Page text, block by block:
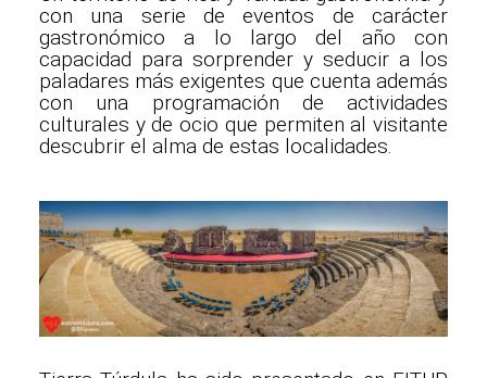
con una serie de eventos de carácter
gastronómico a lo largo del año con
capacidad para sorprender y seducir a los
paladares más exigentes que cuenta además
con una programación de actividades
culturales y de ocio que permiten al visitante
descubrir el alma de estas localidades.